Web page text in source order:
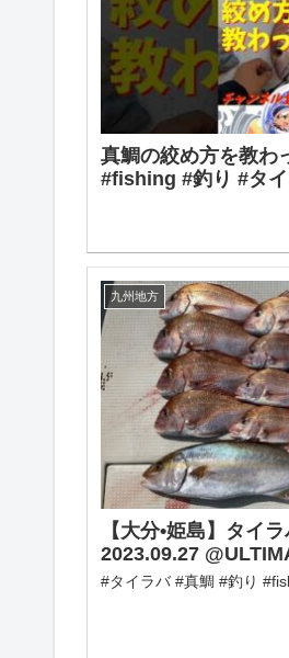
真鯛の絞め方を教わ
#fishing #釣り #タ
九州地方
【大分•姫島】タイ
2023.09.27
#タイラバ #真鯛 #釣り